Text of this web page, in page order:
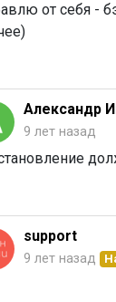
от себя -
Александр
9 лет назад
support
9 лет назад